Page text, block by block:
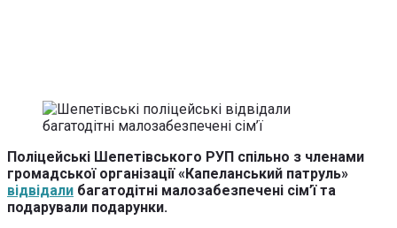
Поліцейські Шепетівського РУП спільно з членами
громадської організації «Капеланський патруль»
відвідали багатодітні малозабезпечені сім’ї та
подарували подарунки.